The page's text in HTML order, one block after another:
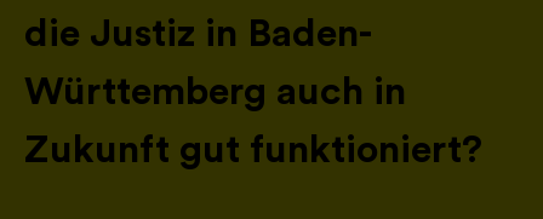
die Justiz in Baden-
Württemberg auch in
Zukunft gut funktioniert?